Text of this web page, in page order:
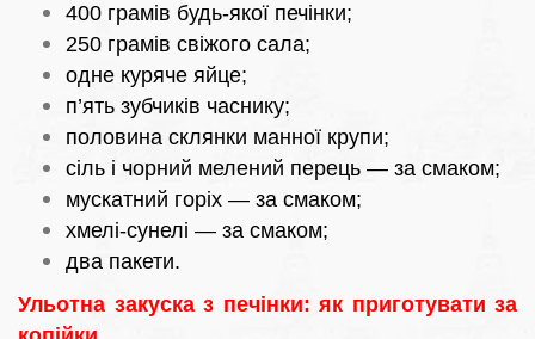
400 грамів будь-якої печінки;
250 грамів свіжого сала;
одне куряче яйце;
п’ять зубчиків часнику;
половина склянки манної крупи;
сіль і чорний мелений перець — за смаком;
мускатний горіх — за смаком;
хмелі-сунелі — за смаком;
два пакети.
Ульотна закуска з печінки: як приготувати за